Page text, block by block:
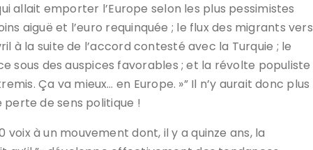
allait emporter l’Europe selon les plus pessimistes
aiguë et l’euro requinquée ; le flux des migrants vers
à la suite de l’accord contesté avec la Turquie ; le
sous des auspices favorables ; et la révolte populiste
Ça va mieux… en Europe. »” Il n’y aurait donc plus
de sens politique !
voix à un mouvement dont, il y a quinze ans, la